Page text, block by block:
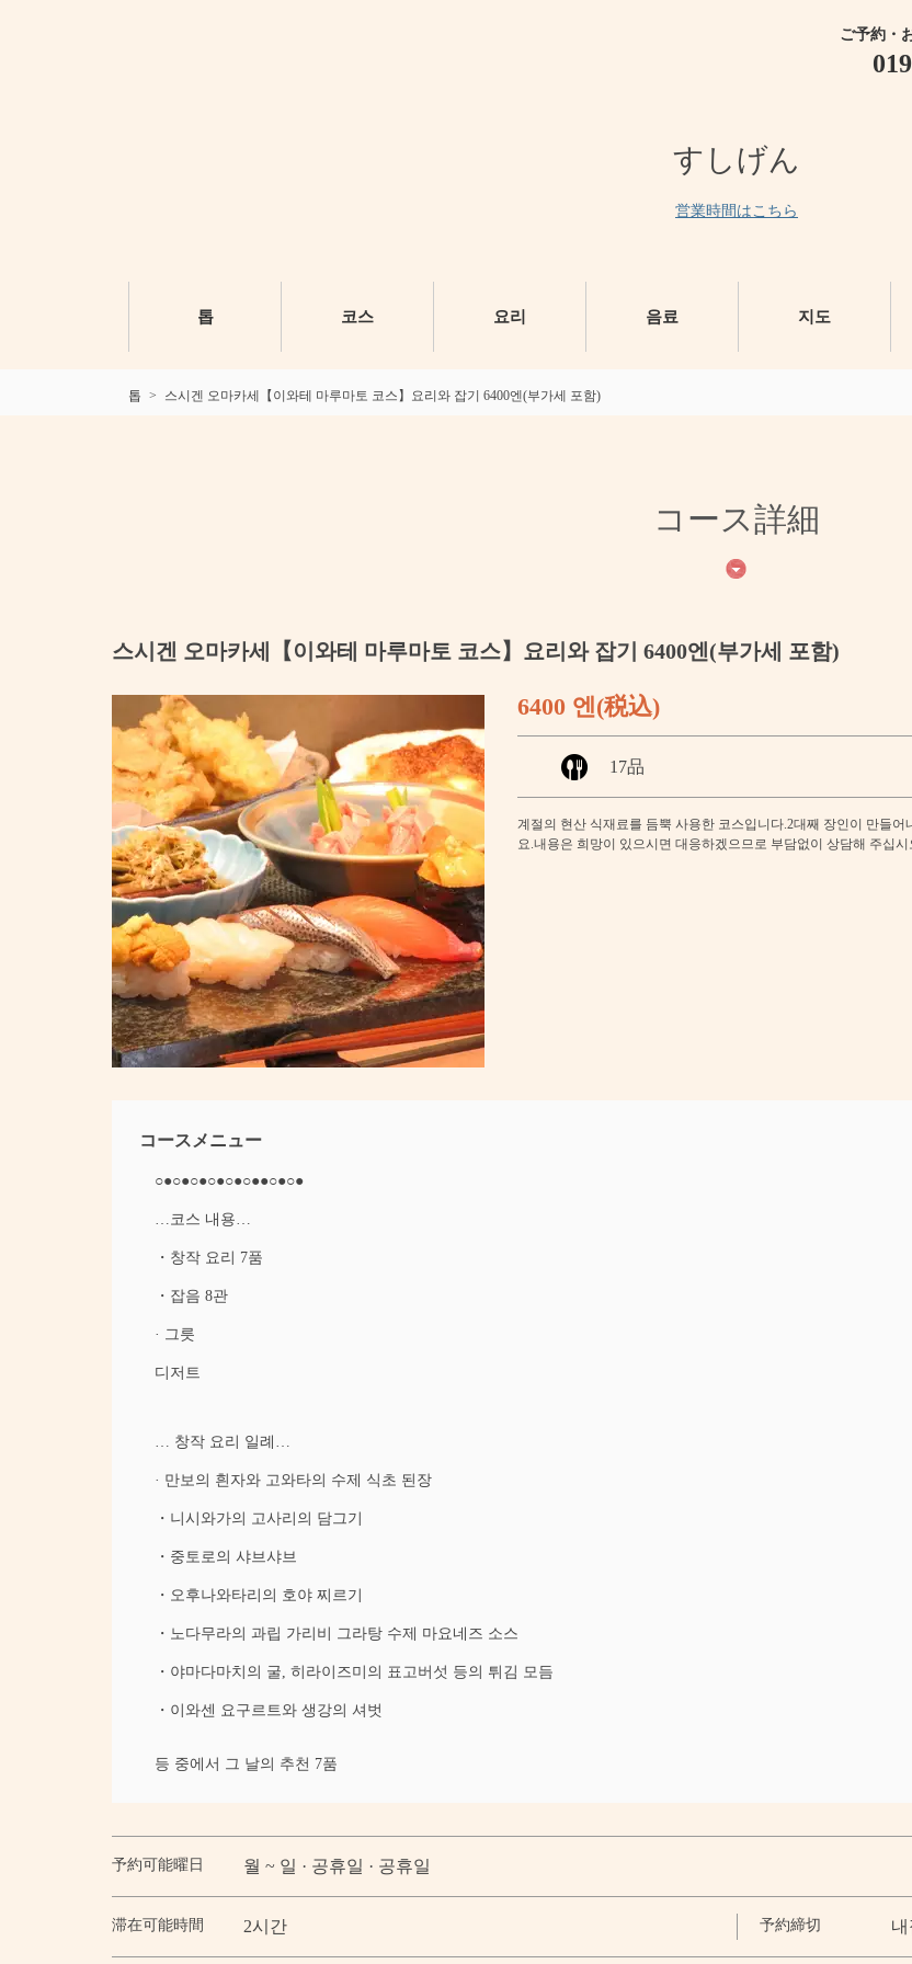
ご予約・
すしげん
営業時間はこちら
톱 코스 요리 음료 지도
톱 스시겐 오마카세【이와테 마루마토 코스】요리와 잡기 6400엔(부가세 포함)
コース詳細
스시겐 오마카세【이와테 마루마토 코스】요리와 잡기 6400엔(부가세 포함)
6400 엔(税込)
17品
계절의 현산 식재료를 듬뿍 사용한 코스입니다.2대째 장인이 만들
요.내용은 희망이 있으시면 대응하겠으므로 부담없이 상담해 주십
コースメニュー
○●○●○●○●○●○●●○●○●
…코스 내용…
・창작 요리 7품
・잡음 8관
· 그릇
디저트
… 창작 요리 일례…
· 만보의 흰자와 고와타의 수제 식초 된장
・니시와가의 고사리의 담그기
・중토로의 샤브샤브
・오후나와타리의 호야 찌르기
・노다무라의 과립 가리비 그라탕 수제 마요네즈 소스
・야마다마치의 굴, 히라이즈미의 표고버섯 등의 튀김 모듬
・이와센 요구르트와 생강의 셔벗
등 중에서 그 날의 추천 7품
予約可能曜日 월 ~ 일 · 공휴일 · 공휴일
滞在可能時間 2시간 予約締切 내